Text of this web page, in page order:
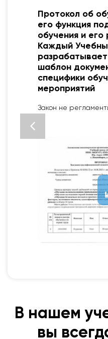
Протокол об
его функция
обучения и его
Каждый
шаблон
специфики
мероприятий
Закон не
В нашем
вы